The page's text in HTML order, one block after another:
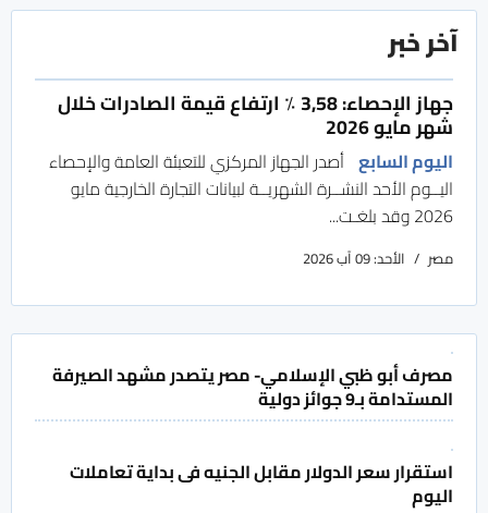
آخر خبر
جهاز الإحصاء: 3,58 ٪ ارتفاع قيمة الصادرات خلال
شهر مايو 2026
اليوم السابع أصدر الجهاز المركزي للتعبئة العامة والإحصاء
اليــوم الأحد النشــرة الشهريــة لبيانات التجارة الخارجية مايو
2026 وقد بلغـت...
مصر الأحد: 09 آب 2026
مصرف أبو ظبي الإسلامي- مصر يتصدر مشهد الصيرفة
المستدامة بـ9 جوائز دولية
استقرار سعر الدولار مقابل الجنيه فى بداية تعاملات
اليوم